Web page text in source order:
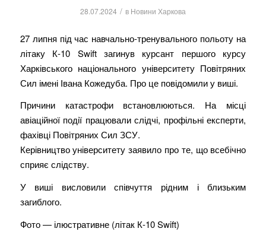
28.07.2024 / в Новини Харкова
27 липня під час навчально-тренувального польоту на
літаку К-10 Swift загинув курсант першого курсу
Харківського національного університету Повітряних
Сил імені Івана Кожедуба. Про це повідомили у виші.
Причини катастрофи встановлюються. На місці
авіаційної події працювали слідчі, профільні експерти,
фахівці Повітряних Сил ЗСУ.
Керівництво університету заявило про те, що всебічно
сприяє слідству.
У виші висловили співчуття рідним і близьким
загиблого.
Фото — ілюстративне (літак К-10 Swift)